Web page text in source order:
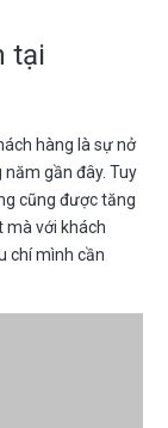
tại
hàng là sự nở
gần đây. Tuy
cũng được tăng
mà với khách
chí mình cần